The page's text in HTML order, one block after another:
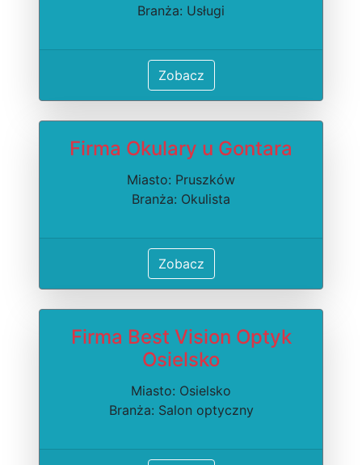
Branża: Usługi
Zobacz
Firma Okulary u Gontara
Miasto: Pruszków
Branża: Okulista
Zobacz
Firma Best Vision Optyk
Osielsko
Miasto: Osielsko
Branża: Salon optyczny